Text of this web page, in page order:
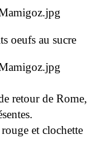
oeufs au sucre
retour de Rome,
et clochette